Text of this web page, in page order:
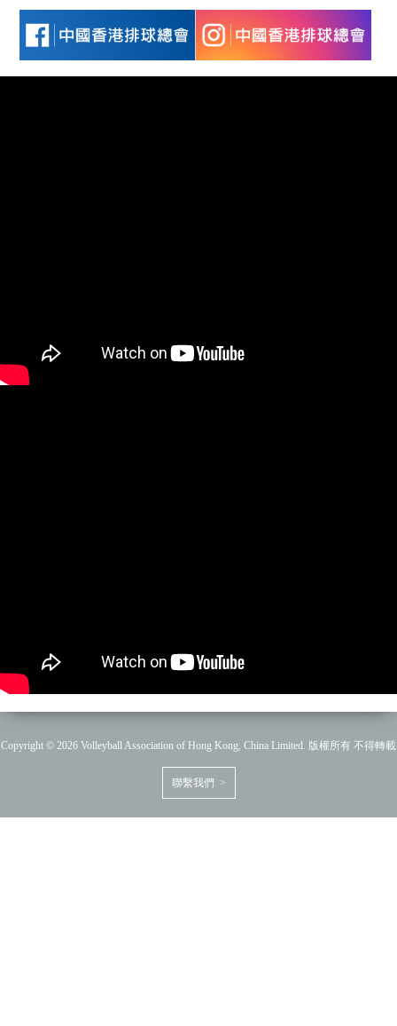
Copyright © 2026 Volleyball Association of Hong Kong, China Limited. 版權所有 不得轉載
聯繫我們 >